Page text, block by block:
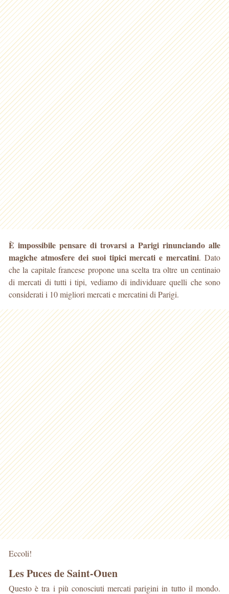
È impossibile pensare di trovarsi a Parigi rinunciando alle
magiche atmosfere dei suoi tipici mercati e mercatini. Dato
che la capitale francese propone una scelta tra oltre un centinaio
di mercati di tutti i tipi, vediamo di individuare quelli che sono
considerati i 10 migliori mercati e mercatini di Parigi.
Eccoli!
Les Puces de Saint-Ouen
Questo è tra i più conosciuti mercati parigini in tutto il mondo.